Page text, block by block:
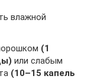
влажной
(1
или слабым
(10–15 капель